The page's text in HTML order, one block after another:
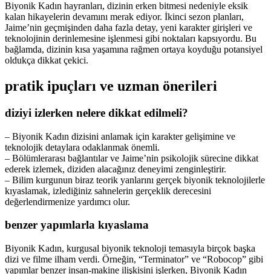
Biyonik Kadın hayranları, dizinin erken bitmesi nedeniyle eksik
kalan hikayelerin devamını merak ediyor. İkinci sezon planları,
Jaime’nin geçmişinden daha fazla detay, yeni karakter girişleri ve
teknolojinin derinlemesine işlenmesi gibi noktaları kapsıyordu. Bu
bağlamda, dizinin kısa yaşamına rağmen ortaya koyduğu potansiyel
oldukça dikkat çekici.
pratik ipuçları ve uzman önerileri
diziyi izlerken nelere dikkat edilmeli?
– Biyonik Kadın dizisini anlamak için karakter gelişimine ve
teknolojik detaylara odaklanmak önemli.
– Bölümlerarası bağlantılar ve Jaime’nin psikolojik sürecine dikkat
ederek izlemek, diziden alacağınız deneyimi zenginleştirir.
– Bilim kurgunun biraz teorik yanlarını gerçek biyonik teknolojilerle
kıyaslamak, izlediğiniz sahnelerin gerçeklik derecesini
değerlendirmenize yardımcı olur.
benzer yapımlarla kıyaslama
Biyonik Kadın, kurgusal biyonik teknoloji temasıyla birçok başka
dizi ve filme ilham verdi. Örneğin, “Terminator” ve “Robocop” gibi
yapımlar benzer insan-makine ilişkisini işlerken, Biyonik Kadın